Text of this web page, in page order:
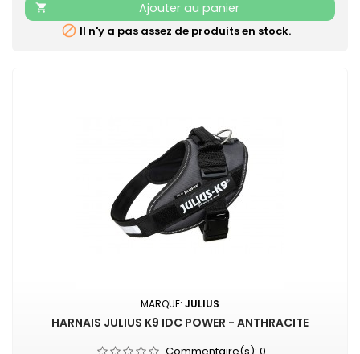
solide...

Ajouter au panier
 Il n'y a pas assez de produits en stock.
MARQUE: JULIUS
HARNAIS JULIUS K9 IDC POWER - ANTHRACITE